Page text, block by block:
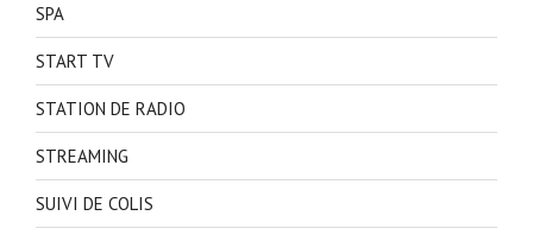
SPA
START TV
STATION DE RADIO
STREAMING
SUIVI DE COLIS